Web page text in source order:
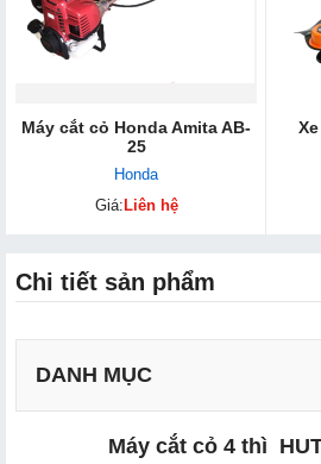
Máy cắt cỏ Honda Amita​ AB-
25
Honda
Giá: Liên hệ
Chi tiết sản phẩm
DANH MỤC
Máy cắt cỏ 4 thì